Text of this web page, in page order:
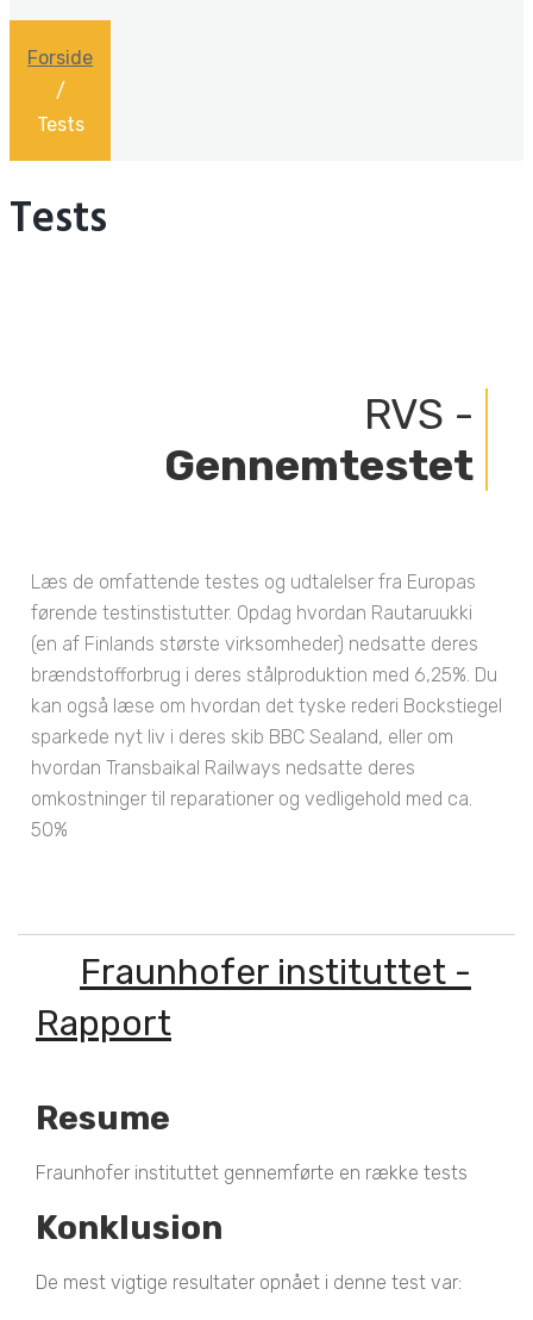
Forside
/
Tests
Tests
RVS -
Gennemtestet
Læs de omfattende testes og udtalelser fra Europas
førende testinstistutter. Opdag hvordan Rautaruukki
(en af Finlands største virksomheder) nedsatte deres
brændstofforbrug i deres stålproduktion med 6,25%. Du
kan også læse om hvordan det tyske rederi Bockstiegel
sparkede nyt liv i deres skib BBC Sealand, eller om
hvordan Transbaikal Railways nedsatte deres
omkostninger til reparationer og vedligehold med ca.
50%
Fraunhofer instituttet -
Rapport
Resume
Fraunhofer instituttet gennemførte en række tests
Konklusion
De mest vigtige resultater opnået i denne test var: